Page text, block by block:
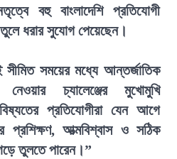
বহু বাংলাদেশি প্রতিযোগী
ধরার সুযোগ পেয়েছেন।
সময়ের মধ্যে আন্তর্জাতিক
চ্যালেঞ্জের মুখোমুখি
প্রতিযোগীরা যেন আগে
প্রশিক্ষণ, আত্মবিশ্বাস ও সঠিক
গড়ে তুলতে পারেন।”